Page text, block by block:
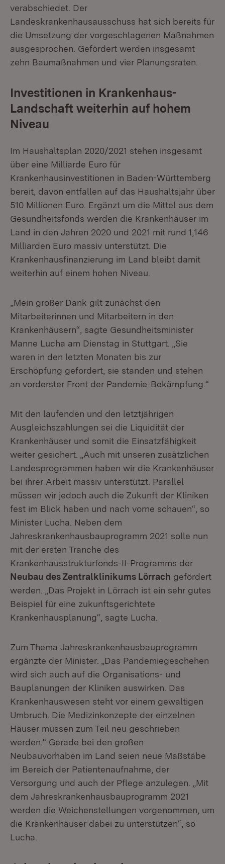
verabschiedet. Der
Landeskrankenhausausschuss hat sich bereits für
die Umsetzung der vorgeschlagenen Maßnahmen
ausgesprochen. Gefördert werden insgesamt
zehn Baumaßnahmen und vier Planungsraten.
Investitionen in Krankenhaus-
Landschaft weiterhin auf hohem
Niveau
Im Haushaltsplan 2020/2021 stehen insgesamt
über eine Milliarde Euro für
Krankenhausinvestitionen in Baden-Württemberg
bereit, davon entfallen auf das Haushaltsjahr über
510 Millionen Euro. Ergänzt um die Mittel aus dem
Gesundheitsfonds werden die Krankenhäuser im
Land in den Jahren 2020 und 2021 mit rund 1,146
Milliarden Euro massiv unterstützt. Die
Krankenhausfinanzierung im Land bleibt damit
weiterhin auf einem hohen Niveau.
„Mein großer Dank gilt zunächst den
Mitarbeiterinnen und Mitarbeitern in den
Krankenhäusern“, sagte Gesundheitsminister
Manne Lucha am Dienstag in Stuttgart. „Sie
waren in den letzten Monaten bis zur
Erschöpfung gefordert, sie standen und stehen
an vorderster Front der Pandemie-Bekämpfung.“
Mit den laufenden und den letztjährigen
Ausgleichszahlungen sei die Liquidität der
Krankenhäuser und somit die Einsatzfähigkeit
weiter gesichert. „Auch mit unseren zusätzlichen
Landesprogrammen haben wir die Krankenhäuser
bei ihrer Arbeit massiv unterstützt. Parallel
müssen wir jedoch auch die Zukunft der Kliniken
fest im Blick haben und nach vorne schauen“, so
Minister Lucha. Neben dem
Jahreskrankenhausbauprogramm 2021 solle nun
mit der ersten Tranche des
Krankenhausstrukturfonds-II-Programms der
Neubau des Zentralklinikums Lörrach gefördert
werden. „Das Projekt in Lörrach ist ein sehr gutes
Beispiel für eine zukunftsgerichtete
Krankenhausplanung“, sagte Lucha.
Zum Thema Jahreskrankenhausbauprogramm
ergänzte der Minister: „Das Pandemiegeschehen
wird sich auch auf die Organisations- und
Bauplanungen der Kliniken auswirken. Das
Krankenhauswesen steht vor einem gewaltigen
Umbruch. Die Medizinkonzepte der einzelnen
Häuser müssen zum Teil neu geschrieben
werden.“ Gerade bei den großen
Neubauvorhaben im Land seien neue Maßstäbe
im Bereich der Patientenaufnahme, der
Versorgung und auch der Pflege anzulegen. „Mit
dem Jahreskrankenhausbauprogramm 2021
werden die Weichenstellungen vorgenommen, um
die Krankenhäuser dabei zu unterstützen“, so
Lucha.